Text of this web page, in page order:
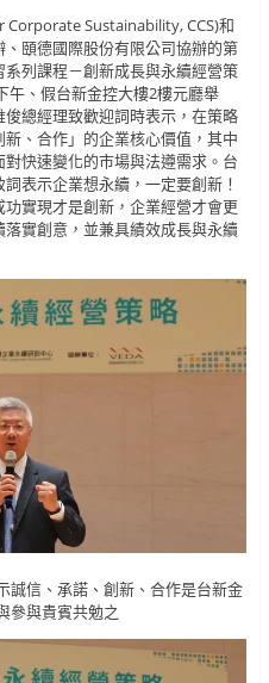
Sustainability, CCS)和
頤德國際股份有限公司協辦的第
列課程－創新成長與永續經營策
午、假台新金控大樓2樓元廳舉
總經理致歡迎詞時表示，在策略
、合作」的企業核心價值，其中
快速變化的市場與法遵需求。台
表示企業想永續，一定要創新！
實現才是創新，企業經營才會更
實創意，並兼具績效成長與永續
誠信、承諾、創新、合作是台新金
參與貴賓共勉之